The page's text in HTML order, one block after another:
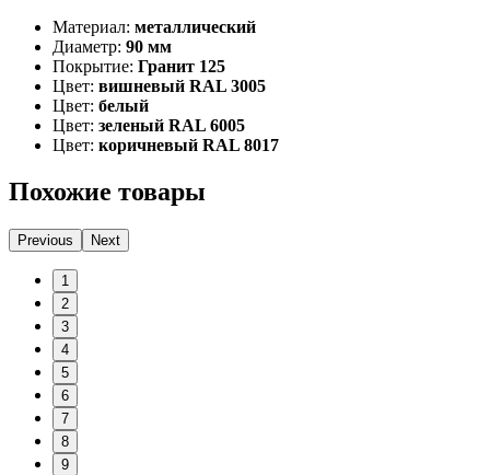
Материал: металлический
Диаметр: 90 мм
Покрытие: Гранит 125
Цвет: вишневый RAL 3005
Цвет: белый
Цвет: зеленый RAL 6005
Цвет: коричневый RAL 8017
Похожие товары
Previous Next
1
2
3
4
5
6
7
8
9